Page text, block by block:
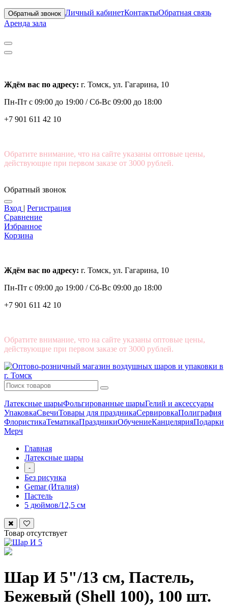
Обратный звонок Личный кабинетКонтактыОбратная связь
Аренда зала
Ждём вас по адресу: г. Томск, ул. Гагарина, 10
Пн-Пт с 09:00 до 19:00 /Сб-Вс 09:00 до 18:00
+7 901 611 42 10
Обратите внимание, что на сайте указаны оптовые цены,
действующие при первом заказе от 3000 рублей.
Обратный звонок
Вход | Регистрация
Сравнение
Избранное
Корзина
Ждём вас по адресу: г. Томск, ул. Гагарина, 10
Пн-Пт с 09:00 до 19:00 /Сб-Вс 09:00 до 18:00
+7 901 611 42 10
Обратите внимание, что на сайте указаны оптовые цены,
действующие при первом заказе от 3000 рублей.
Латексные шарыФольгированные шарыГелий и аксессуары
УпаковкаСвечиТовары для праздникаСервировкаПолиграфия
ФлористикаТематикаПраздникиОбучениеКанцелярияПодарки
Мерч
Главная
Латексные шары
-
Без рисунка
Gemar (Италия)
Пастель
5 дюймов/12,5 см
Товар отсутствует
Шар И 5"/13 см, Пастель,
Бежевый (Shell 100), 100 шт.